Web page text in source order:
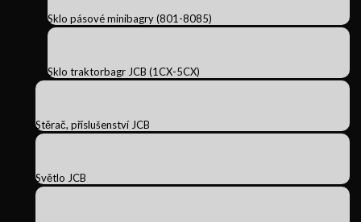
Sklo pásové minibagry (801-8085)
Sklo traktorbagr JCB (1CX-5CX)
Stěrač, příslušenství JCB
Světlo JCB